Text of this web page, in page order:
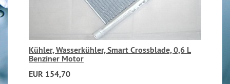
Kühler, Wasserkühler, Smart Crossblade, 0,6 L
Benziner Motor
EUR 154,70